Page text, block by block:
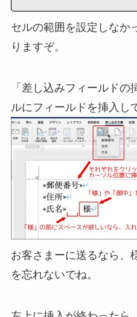
セルの範囲を設定しなか
りますぞ。
「差し込みフィールド
ルにフィールドを挿入し
お客さまーに送るなら、
を忘れないでね。